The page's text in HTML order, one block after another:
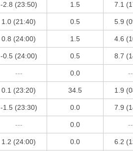
-2.8 (23:50) 1.5 7.1
1.0 (21:40) 0.5 5.9
0.8 (24:00) 1.5 4.6
-0.5 (24:00) 0.5 8.7
--- 0.0
0.1 (23:20) 34.5 1.9
-1.5 (23:30) 0.0 7.9
--- 0.0
1.2 (24:00) 0.0 6.2